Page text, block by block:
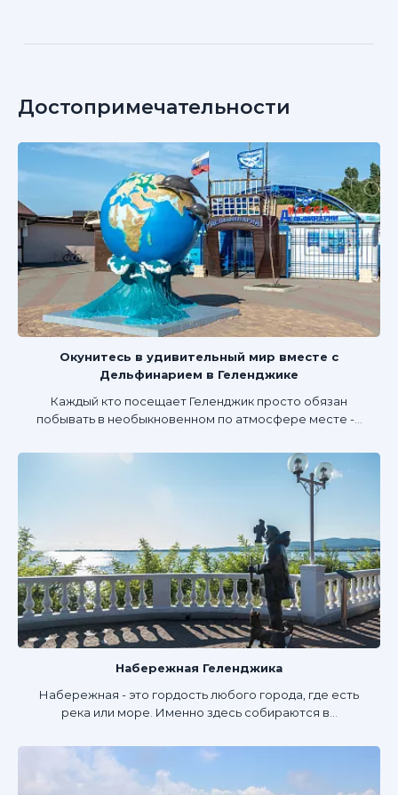
Достопримечательности
Окунитесь в удивительный мир вместе с
Дельфинарием в Геленджике
Каждый кто посещает Геленджик просто обязан
побывать в необыкновенном по атмосфере месте -...
Набережная Геленджика
Набережная - это гордость любого города, где есть
река или море. Именно здесь собираются в...